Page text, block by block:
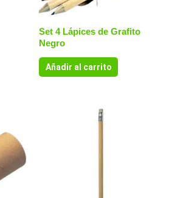
Set 4 Lápices de Grafito
Negro
Añadir al carrito